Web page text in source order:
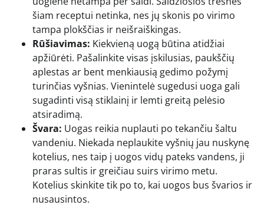
šiam receptui netinka, nes jų skonis po virimo
tampa plokščias ir neišraiškingas.
Rūšiavimas: Kiekvieną uogą būtina atidžiai
apžiūrėti. Pašalinkite visas įskilusias, paukščių
aplestas ar bent menkiausią gedimo požymį
turinčias vyšnias. Vienintelė sugedusi uoga gali
sugadinti visą stiklainį ir lemti greitą pelėsio
atsiradimą.
Švara: Uogas reikia nuplauti po tekančiu šaltu
vandeniu. Niekada neplaukite vyšnių jau nuskynę
kotelius, nes taip į uogos vidų pateks vandens, ji
praras sultis ir greičiau suirs virimo metu.
Kotelius skinkite tik po to, kai uogos bus švarios ir
nusausintos.